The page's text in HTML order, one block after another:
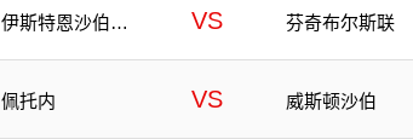
伊斯特恩沙伯奥
VS 芬奇布尔斯联
佩托内 VS 威斯顿沙伯